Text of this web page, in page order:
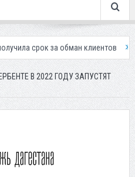
за обман клиентов Жителей
В 2022 ГОДУ ЗАПУСТЯТ